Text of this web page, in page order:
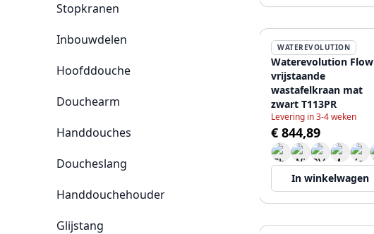
Stopkranen
Inbouwdelen
Hoofddouche
Douchearm
Handdouches
Doucheslang
Handdouchehouder
Glijstang
WATEREVOLUTION
Waterevolution Flow
vrijstaande
wastafelkraan mat
zwart T113PR
Levering in 3-4 weken
€ 844,89
In winkelwagen